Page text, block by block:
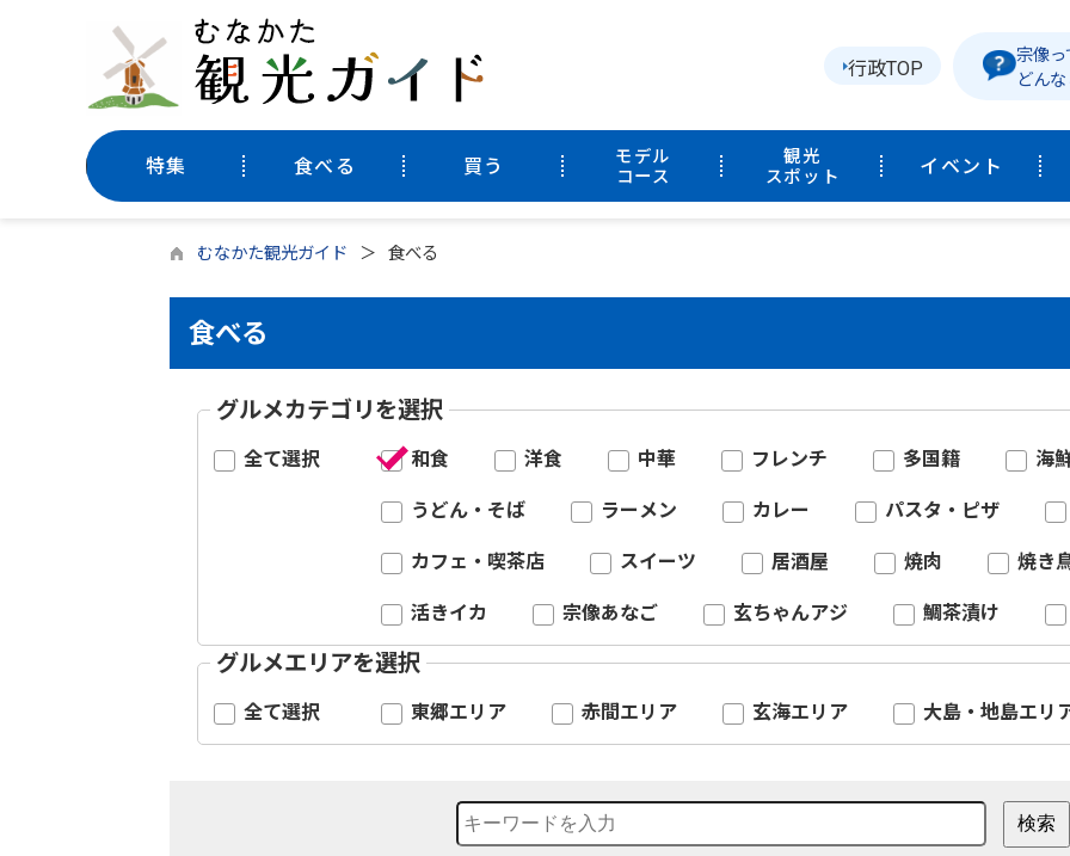
行政TOP
宗像っ
どん
特集 食べる 買う
モデル
コース
観光
スポット
イベント
むなかた観光ガイド 食べる
食べる
グルメカテゴリを選択
全て選択 和食 洋食 中華 フレンチ 多国籍 海
うどん・そば ラーメン カレー パスタ・ピザ
カフェ・喫茶店 スイーツ 居酒屋 焼肉 焼き
活きイカ 宗像あなご 玄ちゃんアジ 鯛茶漬け
グルメエリアを選択
全て選択 東郷エリア 赤間エリア 玄海エリア 大島・地島エリ